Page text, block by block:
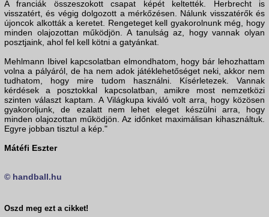
A franciák összeszokott csapat képét keltették. Herbrecht is
visszatért, és végig dolgozott a mérkőzésen. Nálunk visszatérők és
újoncok alkották a keretet. Rengeteget kell gyakorolnunk még, hogy
minden olajozottan működjön. A tanulság az, hogy vannak olyan
posztjaink, ahol fel kell kötni a gatyánkat.
Mehlmann Ibivel kapcsolatban elmondhatom, hogy bár lehozhattam
volna a pályáról, de ha nem adok játéklehetőséget neki, akkor nem
tudhatom, hogy mire tudom használni. Kísérletezek. Vannak
kérdések a posztokkal kapcsolatban, amikre most nemzetközi
szinten választ kaptam. A Világkupa kiváló volt arra, hogy közösen
gyakoroljunk, de ezalatt nem lehet eleget készülni arra, hogy
minden olajozottan működjön. Az időnket maximálisan kihasználtuk.
Egyre jobban tisztul a kép."
Mátéfi Eszter
© handball.hu
Oszd meg ezt a cikket!